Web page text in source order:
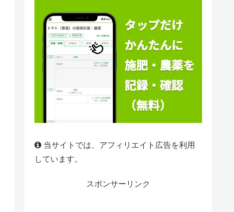
当サイトでは、アフィリエイト広告を利用
しています。
スポンサーリンク